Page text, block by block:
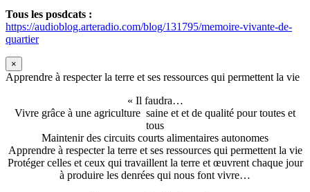
Tous les posdcats :
https://audioblog.arteradio.com/blog/131795/memoire-vivante-de-
quartier
×
Apprendre à respecter la terre et ses ressources qui permettent la vie
« Il faudra…
Vivre grâce à une agriculture saine et et de qualité pour toutes et
tous
Maintenir des circuits courts alimentaires autonomes
Apprendre à respecter la terre et ses ressources qui permettent la vie
Protéger celles et ceux qui travaillent la terre et œuvrent chaque jour
à produire les denrées qui nous font vivre…